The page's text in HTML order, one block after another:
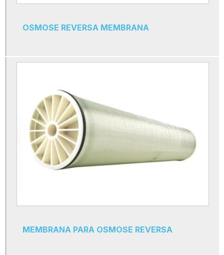
Filtro prfv
Máquina de osmose reversa
Máquina de osmose reversa portátil
Membrana de nanofiltração
Membrana de osmose reversa 100 gpd
Membrana para osmose reversa
Osmose reversa água
OSMOSE REVERSA MEMBRANA
MEMBRANA PARA OSMOSE REVERSA